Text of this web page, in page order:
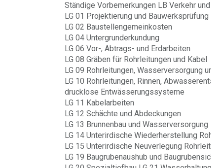
Ständige Vorbemerkungen LB Verkehr und
LG 01 Projektierung und Bauwerksprüfung
LG 02 Baustellengemeinkosten
LG 04 Untergrunderkundung
LG 06 Vor-, Abtrags- und Erdarbeiten
LG 08 Gräben für Rohrleitungen und Kabel
LG 09 Rohrleitungen, Wasserversorgung und
LG 10 Rohrleitungen, Rinnen,
drucklose Entwässerungssysteme
LG 11 Kabelarbeiten
LG 12 Schächte und Abdeckungen
LG 13 Brunnenbau und Wasserversorgung
LG 14 Unterirdische Wiederherstellung
LG 15 Unterirdische Neuverlegung
LG 19 Baugrubenaushub und